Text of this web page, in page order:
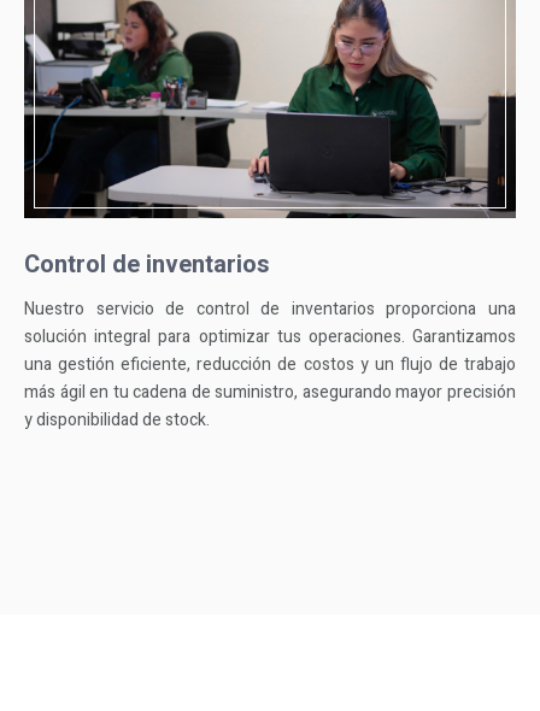
Control de inventarios
Nuestro servicio de control de inventarios proporciona una
solución integral para optimizar tus operaciones. Garantizamos
una gestión eficiente, reducción de costos y un flujo de trabajo
más ágil en tu cadena de suministro, asegurando mayor precisión
y disponibilidad de stock.